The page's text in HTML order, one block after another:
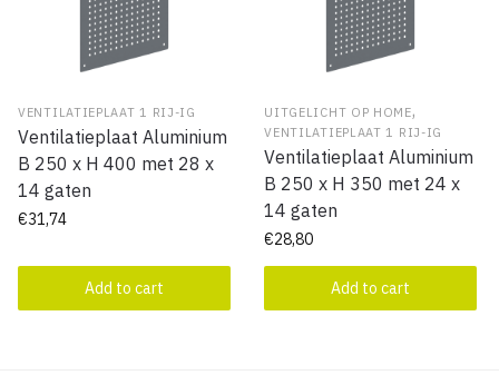
VENTILATIEPLAAT 1 RIJ-IG
Ventilatieplaat Aluminium
B 250 x H 400 met 28 x
14 gaten
€31,74
Add to cart
UITGELICHT OP HOME,
VENTILATIEPLAAT 1 RIJ-IG
Ventilatieplaat Aluminium
B 250 x H 350 met 24 x
14 gaten
€28,80
Add to cart